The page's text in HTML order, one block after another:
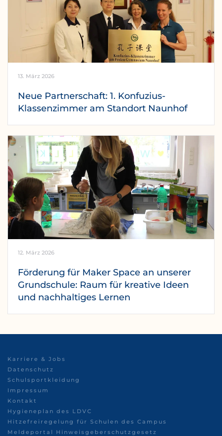
13. März 2026
Neue Partnerschaft: 1. Konfuzius-
Klassenzimmer am Standort Naunhof
12. März 2026
Förderung für Maker Space an unserer
Grundschule: Raum für kreative Ideen
und nachhaltiges Lernen
Karriere & Jobs
Datenschutz
Schulsportkleidung
Impressum
Kontakt
Hygieneplan des LDVC
Hitzefreiregelung für Schulen des Campus
Meldeportal Hinweisgeberschutzgesetz